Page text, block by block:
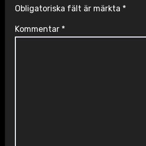
Obligatoriska fält är märkta *
Kommentar *